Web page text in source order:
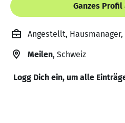
Ganzes Profil
Angestellt, Hausmanager,
Meilen, Schweiz
Logg Dich ein, um alle